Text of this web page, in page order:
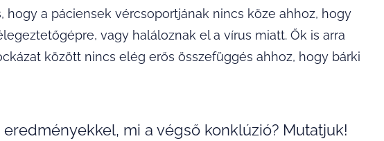
hogy a páciensek vércsoportjának nincs köze ahhoz, hogy
vagy haláloznak el a vírus miatt. Ők is arra
között nincs elég erős összefüggés ahhoz, hogy bárki
mi a végső konklúzió? Mutatjuk!